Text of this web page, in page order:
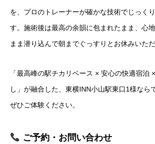
を、プロのトレーナーが確かな技術でじっく
す。施術後は最高の余韻に包まれたまま、心
まま潜り込んで朝までぐっすりとお休みいただ
「最高峰の駅チカリベース × 安心の快適宿泊
し」が融合した、東横INN小山駅東口1様なら
ぜひご体験ください。
ご予約・お問い合わせ